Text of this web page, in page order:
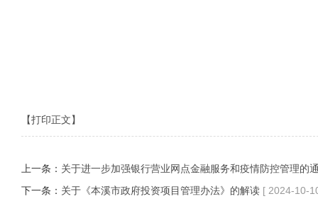
【打印正文】
上一条： 关于进一步加强银行营业网点金融服务和疫情防控管理的
下一条： 关于《本溪市政府投资项目管理办法》的解读 [ 2024-10-